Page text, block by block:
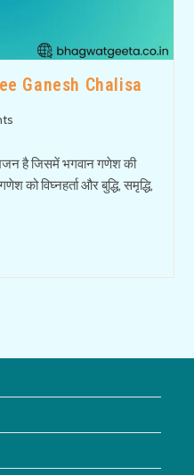
Ganesh Chalisa
भजन है जिसमें भगवान गणेश की
को विघ्नहर्ता और बुद्धि, समृद्धि,